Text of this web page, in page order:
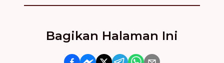
Bagikan Halaman Ini